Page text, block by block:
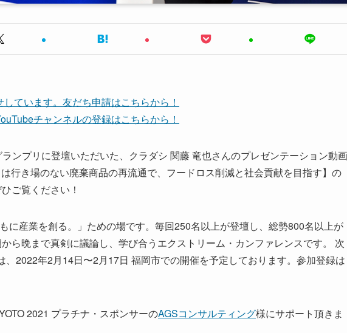
ています。友だち申請はこちらから！
チャンネルの登録はこちらから！
ンプリに登壇いただいた、クラダシ 関藤 竜也さんのプレゼンテーション動画
行き場のない廃棄商品の再流通で、フードロス削減と社会貢献を目指す】の
ご覧ください！
に産業を創る。」ための場です。毎回250名以上が登壇し、総勢800名以上が
ら晩まで真剣に議論し、学び合うエクストリーム・カンファレンスです。 次
2022年2月14日〜2月17日 福岡市での開催を予定しております。参加登録は
2021 プラチナ・スポンサーのAGSコンサルティング様にサポート頂きま